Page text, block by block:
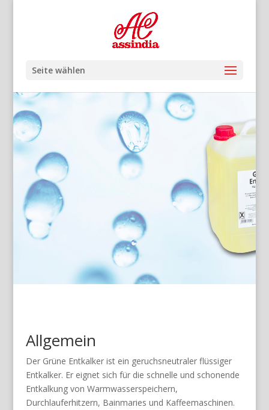
Seite wählen
Allgemein
Der Grüne Entkalker ist ein geruchsneutraler flüssiger
Entkalker. Er eignet sich für die schnelle und schonende
Entkalkung von Warmwasserspeichern,
Durchlauferhitzern, Bainmaries und Kaffeemaschinen.